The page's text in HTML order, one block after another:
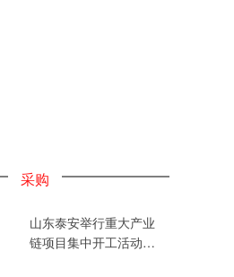
采购
山东泰安举行重大产业
链项目集中开工活动